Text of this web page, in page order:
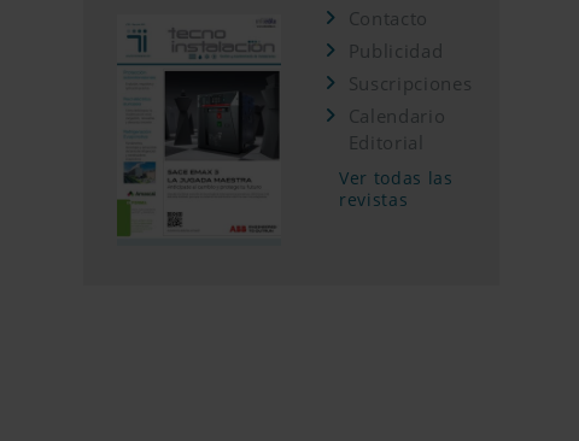
Contacto
Publicidad
Suscripciones
Calendario
Editorial
Ver todas las
revistas